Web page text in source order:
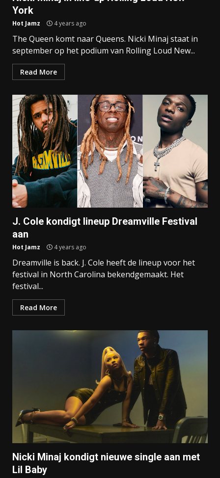
York
Hot Jamz 4 years ago
The Queen komt naar Queens. Nicki Minaj staat in
september op het podium van Rolling Loud New...
Read More
J. Cole kondigt lineup Dreamville Festival
aan
Hot Jamz 4 years ago
Dreamville is back. J. Cole heeft de lineup voor het
festival in North Carolina bekendgemaakt. Het
festival...
Read More
Nicki Minaj kondigt nieuwe single aan met
Lil Baby